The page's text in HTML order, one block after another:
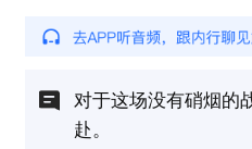
对于这场没有硝烟的
赴。